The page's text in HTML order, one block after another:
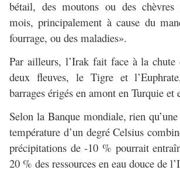
bétail, des moutons ou des
mois, principalement à cause du
fourrage, ou des maladies».
Par ailleurs, l’Irak fait face à la chute
deux fleuves, le Tigre et
barrages érigés en amont en Turquie et
Selon la Banque mondiale, rien
température d’un degré Celsius
précipitations de -10 % pourrait
20 % des ressources en eau douce de